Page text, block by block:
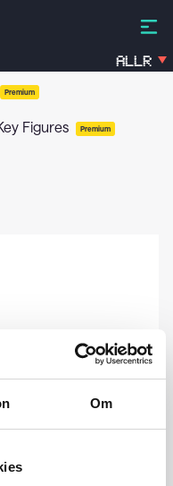
Om
ALLR
Premium
Figures Premium